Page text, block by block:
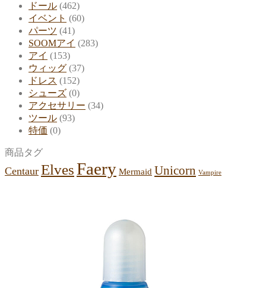
ドール (462)
イベント (60)
パーツ (41)
SOOMアイ (283)
アイ (153)
ウィッグ (37)
ドレス (152)
シューズ (0)
アクセサリー (34)
ツール (93)
特価 (0)
商品タグ
Centaur ElvesFaery Mermaid Unicorn Vampire